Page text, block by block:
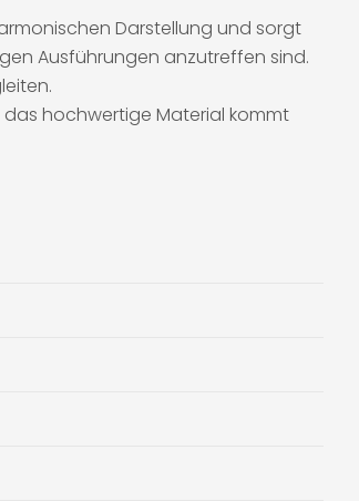
Darstellung und sorgt
Ausführungen anzutreffen sind.
hochwertige Material kommt